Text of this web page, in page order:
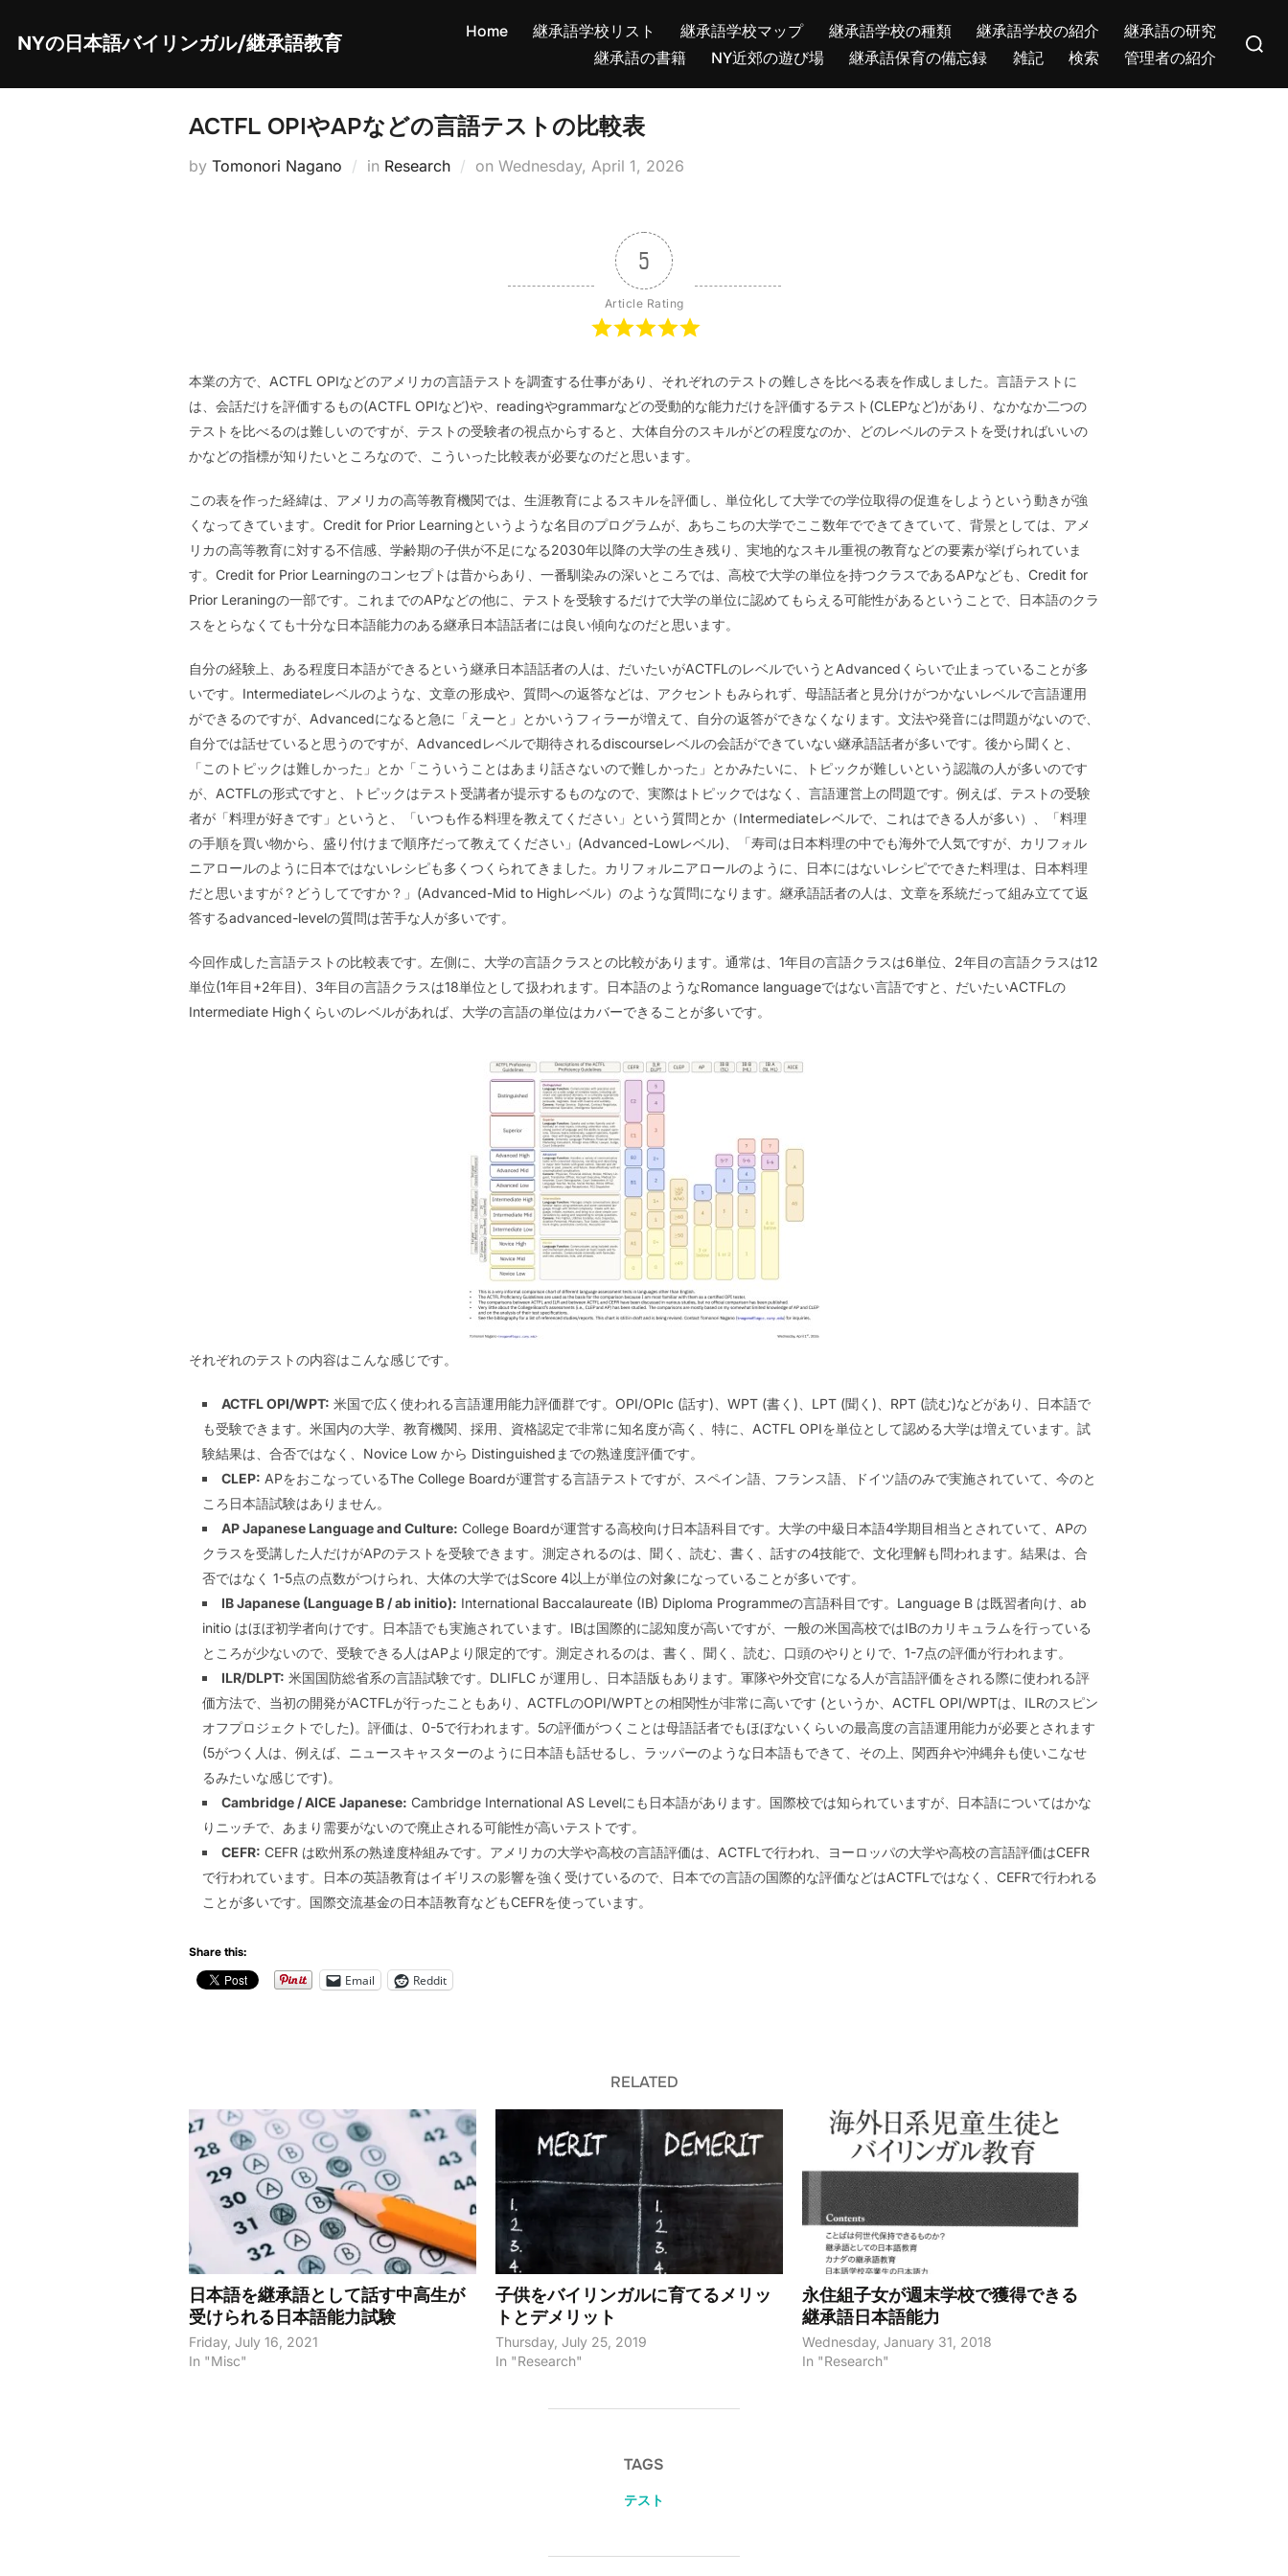
content
NYの日本語バイリンガル/継承語教育
Home 継承語学校リスト 継承語学校マップ 継承語学校の種類 継承語学校の紹介
継承語の研究
継承語の書籍
NY近郊の遊び場 継承語保育の備忘録 雑記 検索 管理者の紹介
for:
ACTFL OPIやAPなどの言語テストの比較表
by Tomonori Nagano in Research on Posted
Wednesday, April 1, 2026
5
Article Rating
本業の方で、ACTFL OPIなどのアメリカの言語テストを調査する仕事があり、それぞれのテストの難しさを比べる表を作成しました。言語テストに
は、会話だけを評価するもの(ACTFL OPIなど)や、readingやgrammarなどの受動的な能力だけを評価するテスト(CLEPなど)があり、なかなか二つの
テストを比べるのは難しいのですが、テストの受験者の視点からすると、大体自分のスキルがどの程度なのか、どのレベルのテストを受ければいいの
かなどの指標が知りたいところなので、こういった比較表が必要なのだと思います。
この表を作った経緯は、アメリカの高等教育機関では、生涯教育によるスキルを評価し、単位化して大学での学位取得の促進をしようという動きが強
くなってきています。Credit for Prior Learningというような名目のプログラムが、あちこちの大学でここ数年でできてきていて、背景としては、アメ
リカの高等教育に対する不信感、学齢期の子供が不足になる2030年以降の大学の生き残り、実地的なスキル重視の教育などの要素が挙げられていま
す。Credit for Prior Learningのコンセプトは昔からあり、一番馴染みの深いところでは、高校で大学の単位を持つクラスであるAPなども、Credit for
Prior Leraningの一部です。これまでのAPなどの他に、テストを受験するだけで大学の単位に認めてもらえる可能性があるということで、日本語のクラ
スをとらなくても十分な日本語能力のある継承日本語話者には良い傾向なのだと思います。
自分の経験上、ある程度日本語ができるという継承日本語話者の人は、だいたいがACTFLのレベルでいうとAdvancedくらいで止まっていることが多
いです。Intermediateレベルのような、文章の形成や、質問への返答などは、アクセントもみられず、母語話者と見分けがつかないレベルで言語運用
ができるのですが、Advancedになると急に「えーと」とかいうフィラーが増えて、自分の返答ができなくなります。文法や発音には問題がないので、
自分では話せていると思うのですが、Advancedレベルで期待されるdiscourseレベルの会話ができていない継承語話者が多いです。後から聞くと、
「このトピックは難しかった」とか「こういうことはあまり話さないので難しかった」とかみたいに、トピックが難しいという認識の人が多いのです
が、ACTFLの形式ですと、トピックはテスト受講者が提示するものなので、実際はトピックではなく、言語運営上の問題です。例えば、テストの受験
者が「料理が好きです」というと、「いつも作る料理を教えてください」という質問とか（Intermediateレベルで、これはできる人が多い）、「料理
の手順を買い物から、盛り付けまで順序だって教えてください」(Advanced-Lowレベル)、「寿司は日本料理の中でも海外で人気ですが、カリフォル
ニアロールのように日本ではないレシピも多くつくられてきました。カリフォルニアロールのように、日本にはないレシピでできた料理は、日本料理
だと思いますが？どうしてですか？」(Advanced-Mid to Highレベル）のような質問になります。継承語話者の人は、文章を系統だって組み立てて返
答するadvanced-levelの質問は苦手な人が多いです。
今回作成した言語テストの比較表です。左側に、大学の言語クラスとの比較があります。通常は、1年目の言語クラスは6単位、2年目の言語クラスは12
単位(1年目+2年目)、3年目の言語クラスは18単位として扱われます。日本語のようなRomance languageではない言語ですと、だいたいACTFLの
Intermediate Highくらいのレベルがあれば、大学の言語の単位はカバーできることが多いです。
それぞれのテストの内容はこんな感じです。
ACTFL OPI/WPT: 米国で広く使われる言語運用能力評価群です。OPI/OPIc (話す)、WPT (書く)、LPT (聞く)、RPT (読む)などがあり、日本語で
も受験できます。米国内の大学、教育機関、採用、資格認定で非常に知名度が高く、特に、ACTFL OPIを単位として認める大学は増えています。試
験結果は、合否ではなく、Novice Low から Distinguishedまでの熟達度評価です。
CLEP: APをおこなっているThe College Boardが運営する言語テストですが、スペイン語、フランス語、ドイツ語のみで実施されていて、今のと
ころ日本語試験はありません。
AP Japanese Language and Culture: College Boardが運営する高校向け日本語科目です。大学の中級日本語4学期目相当とされていて、APの
クラスを受講した人だけがAPのテストを受験できます。測定されるのは、聞く、読む、書く、話すの4技能で、文化理解も問われます。結果は、合
否ではなく 1-5点の点数がつけられ、大体の大学ではScore 4以上が単位の対象になっていることが多いです。
IB Japanese (Language B / ab initio): International Baccalaureate (IB) Diploma Programmeの言語科目です。Language B は既習者向け、ab
initio はほぼ初学者向けです。日本語でも実施されています。IBは国際的に認知度が高いですが、一般の米国高校ではIBのカリキュラムを行っている
ところが少ないので、受験できる人はAPより限定的です。測定されるのは、書く、聞く、読む、口頭のやりとりで、1-7点の評価が行われます。
ILR/DLPT: 米国国防総省系の言語試験です。DLIFLC が運用し、日本語版もあります。軍隊や外交官になる人が言語評価をされる際に使われる評
価方法で、当初の開発がACTFLが行ったこともあり、ACTFLのOPI/WPTとの相関性が非常に高いです (というか、ACTFL OPI/WPTは、ILRのスピン
オフプロジェクトでした)。評価は、0-5で行われます。5の評価がつくことは母語話者でもほぼないくらいの最高度の言語運用能力が必要とされます
(5がつく人は、例えば、ニュースキャスターのように日本語も話せるし、ラッパーのような日本語もできて、その上、関西弁や沖縄弁も使いこなせ
るみたいな感じです)。
Cambridge / AICE Japanese: Cambridge International AS Levelにも日本語があります。国際校では知られていますが、日本語についてはかな
りニッチで、あまり需要がないので廃止される可能性が高いテストです。
CEFR: CEFR は欧州系の熟達度枠組みです。アメリカの大学や高校の言語評価は、ACTFLで行われ、ヨーロッパの大学や高校の言語評価はCEFR
で行われています。日本の英語教育はイギリスの影響を強く受けているので、日本での言語の国際的な評価などはACTFLではなく、CEFRで行われる
ことが多いです。国際交流基金の日本語教育などもCEFRを使っています。
Share this:
Email Reddit
RELATED
日本語を継承語として話す中高生が
受けられる日本語能力試験
Friday, July 16, 2021
In "Misc"
子供をバイリンガルに育てるメリッ
トとデメリット
Thursday, July 25, 2019
In "Research"
永住組子女が週末学校で獲得できる
継承語日本語能力
Wednesday, January 31, 2018
In "Research"
TAGS
テスト